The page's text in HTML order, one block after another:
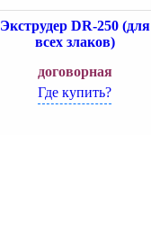
Экструдер DR-250 (для
всех злаков)
договорная
Где купить?